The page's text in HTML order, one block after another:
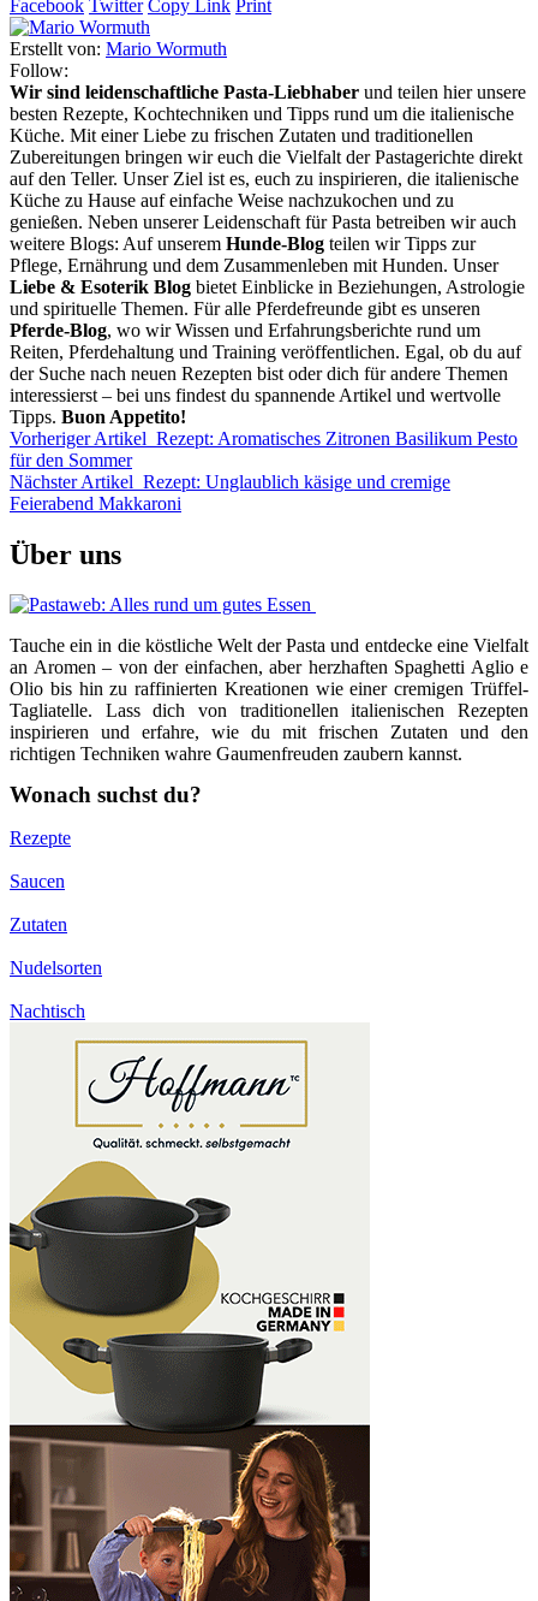
Facebook Twitter Copy Link Print
Erstellt von: Mario Wormuth
Follow:
Wir sind leidenschaftliche Pasta-Liebhaber und teilen hier unsere
besten Rezepte, Kochtechniken und Tipps rund um die italienische
Küche. Mit einer Liebe zu frischen Zutaten und traditionellen
Zubereitungen bringen wir euch die Vielfalt der Pastagerichte direkt
auf den Teller. Unser Ziel ist es, euch zu inspirieren, die italienische
Küche zu Hause auf einfache Weise nachzukochen und zu
genießen. Neben unserer Leidenschaft für Pasta betreiben wir auch
weitere Blogs: Auf unserem Hunde-Blog teilen wir Tipps zur
Pflege, Ernährung und dem Zusammenleben mit Hunden. Unser
Liebe & Esoterik Blog bietet Einblicke in Beziehungen, Astrologie
und spirituelle Themen. Für alle Pferdefreunde gibt es unseren
Pferde-Blog, wo wir Wissen und Erfahrungsberichte rund um
Reiten, Pferdehaltung und Training veröffentlichen. Egal, ob du auf
der Suche nach neuen Rezepten bist oder dich für andere Themen
interessierst – bei uns findest du spannende Artikel und wertvolle
Tipps. Buon Appetito!
Vorheriger Artikel Rezept: Aromatisches Zitronen Basilikum Pesto
für den Sommer
Nächster Artikel Rezept: Unglaublich käsige und cremige
Feierabend Makkaroni
Über uns
Tauche ein in die köstliche Welt der Pasta und entdecke eine Vielfalt
an Aromen – von der einfachen, aber herzhaften Spaghetti Aglio e
Olio bis hin zu raffinierten Kreationen wie einer cremigen Trüffel-
Tagliatelle. Lass dich von traditionellen italienischen Rezepten
inspirieren und erfahre, wie du mit frischen Zutaten und den
richtigen Techniken wahre Gaumenfreuden zaubern kannst.
Wonach suchst du?
Rezepte
Saucen
Zutaten
Nudelsorten
Nachtisch